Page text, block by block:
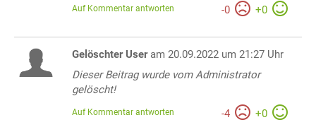
-0 +0
Auf Kommentar antworten
Gelöschter User am 20.09.2022 um 21:27 Uhr
Dieser Beitrag wurde vom Administrator
gelöscht!
-4 +0
Auf Kommentar antworten